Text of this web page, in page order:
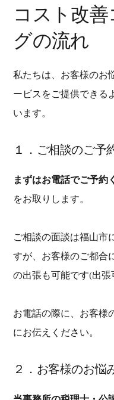
コスト改
グの流れ
私たちは、お客様のお
ービスをご提供できる
います。
１．ご相談のご予
まずはお電話でご予約
をお取りします。
ご相談の面談は福山市
すが、お客様のご都合
の出張も可能です(出張
お電話の際に、お客様
にお伝えください。
２．お客様のお悩